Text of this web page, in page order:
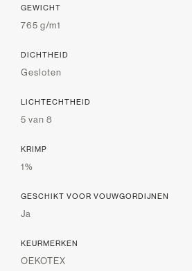
GEWICHT
765 g/m1
DICHTHEID
Gesloten
LICHTECHTHEID
5 van 8
KRIMP
1%
GESCHIKT VOOR VOUWGORDIJNEN
Ja
KEURMERKEN
OEKOTEX